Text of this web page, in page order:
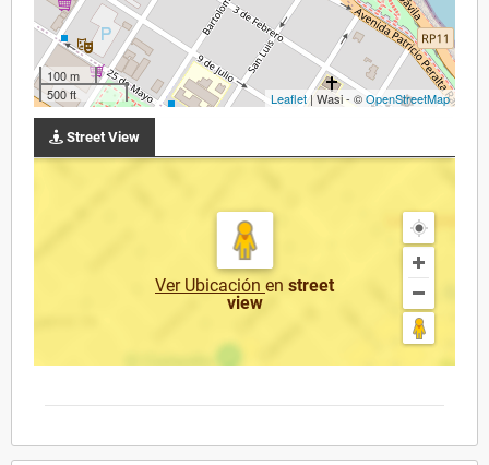
100 m
500 ft
Leaflet| Wasi - ©OpenStreetMap
Street View
Ver Ubicación en street
view